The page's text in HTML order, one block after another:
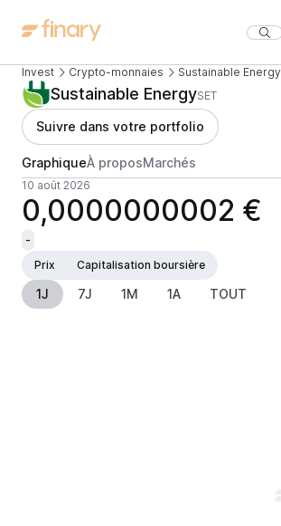
Invest Crypto-monnaies Sustainable Energy
Sustainable EnergySET
Suivre dans votre portfolio
GraphiqueÀ proposMarchés
10 août 2026
0,0000000002 €
-
Prix
Capitalisation boursière
1J 7J 1M 1A TOUT